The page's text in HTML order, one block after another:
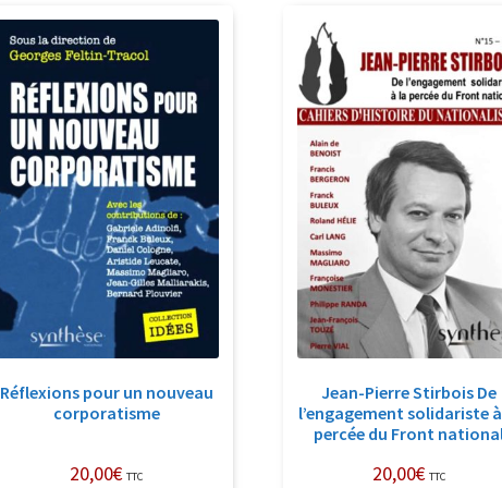
plus
ancien
Réflexions pour un nouveau
corporatisme
20,00€ TTC
Jean-Pierre Stirbois De
l’engagement solidariste
percée du Front
20,00€ TTC